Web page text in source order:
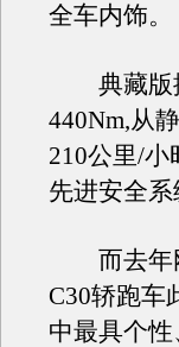
全车内饰。
典藏版
440Nm,从
210公里/
先进安全系
而去年刚
C30轿跑车
中最具个